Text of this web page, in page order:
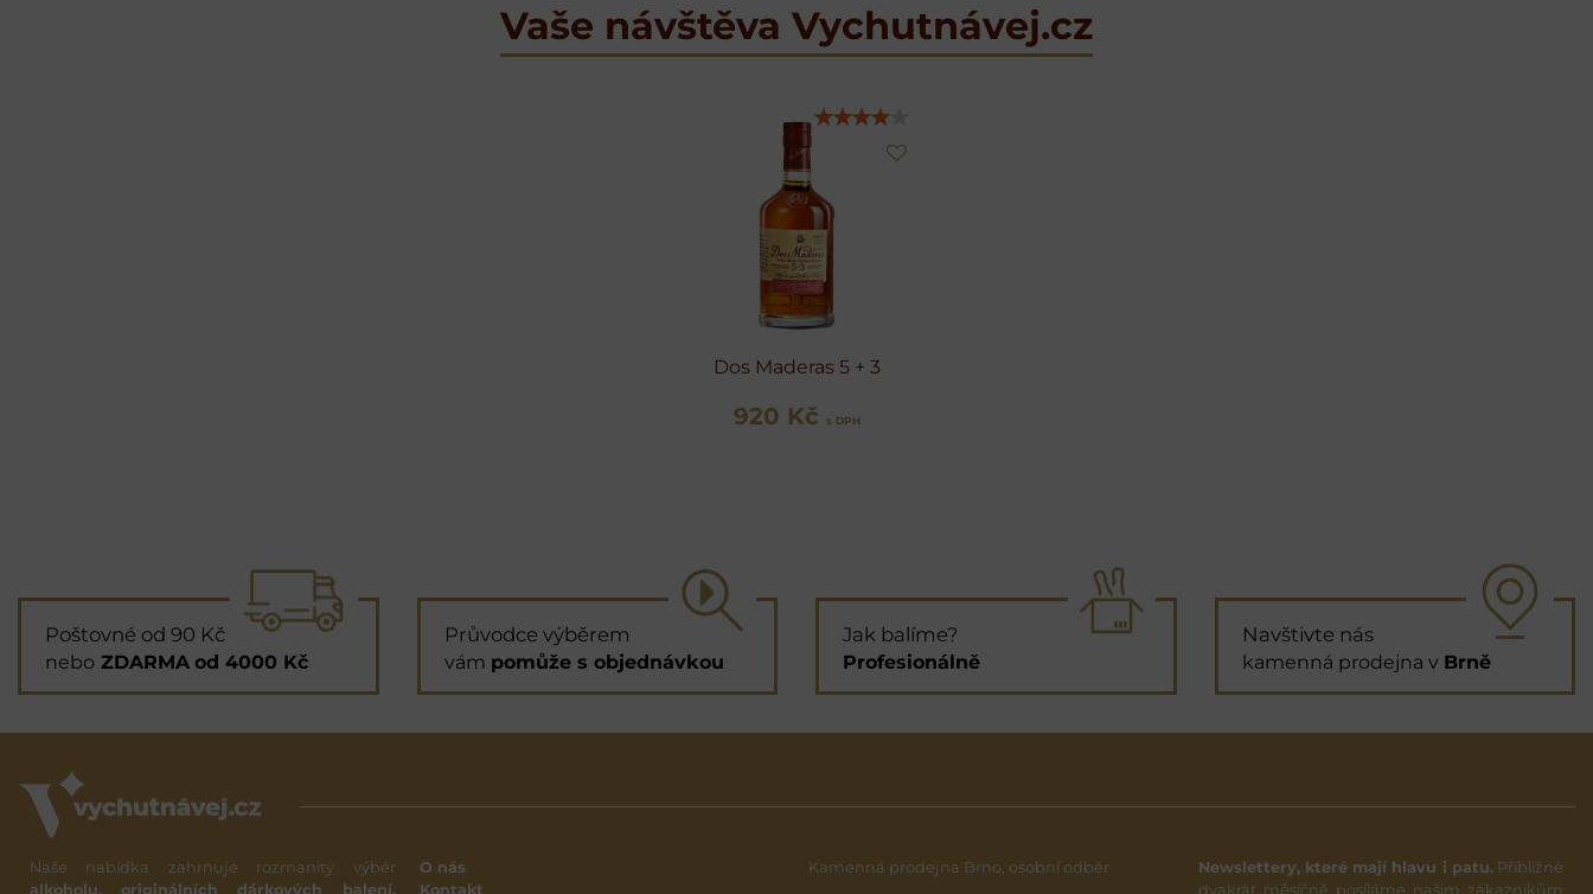
Vaše návštěva Vychutnávej.cz
Dos Maderas 5 + 3
920 Kč s DPH
Poštovné od 90 Kč
nebo ZDARMA od 4000 Kč
Průvodce výběrem
vám pomůže s objednávkou
Jak balíme?
Profesionálně
Navštivte nás
kamenná prodejna v Brně
Naše nabídka zahrnuje rozmanitý výběr
alkoholu, originálních dárkových balení,
O nás
Kontakt
Kamenná prodejna Brno, osobní odběr Newslettery, které mají hlavu i patu.Přibližně
dvakrát měsíčně posíláme našim zákazníkům